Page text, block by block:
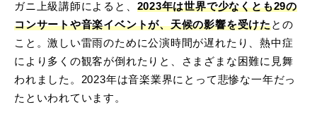
ガニ上級講師によると、 2023年は世界で少なくとも29の
コンサートや音楽イベントが、天候の影響を受けたとの
こと。激しい雷雨のために公演時間が遅れたり、熱中症
により多くの観客が倒れたりと、さまざまな困難に見舞
われました。2023年は音楽業界にとって悲惨な一年だっ
たといわれています。